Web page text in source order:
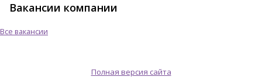
Вакансии компании
Все вакансии
Полная версия сайта